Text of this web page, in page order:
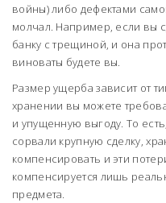
войны) либо дефектами
молчал. Например, если вы
банку с трещиной, и она
виноваты будете вы.
Размер ущерба зависит от
хранении вы можете
и упущенную выгоду. То
сорвали крупную сделку,
компенсировать и эти
компенсируется лишь
предмета.